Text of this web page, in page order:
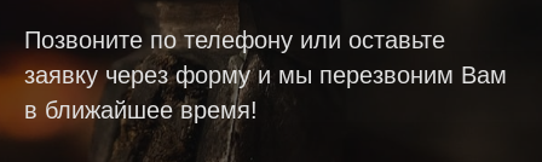
Позвоните по телефону или оставьте
заявку через форму и мы перезвоним Вам
в ближайшее время!